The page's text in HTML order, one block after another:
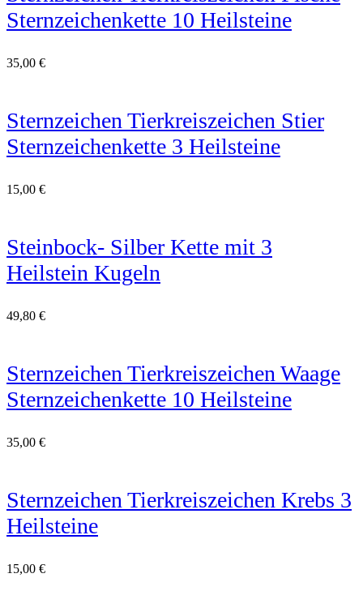
Sternzeichenkette 10 Heilsteine
35,00 €
Sternzeichen Tierkreiszeichen Stier
Sternzeichenkette 3 Heilsteine
15,00 €
Steinbock- Silber Kette mit 3
Heilstein Kugeln
49,80 €
Sternzeichen Tierkreiszeichen Waage
Sternzeichenkette 10 Heilsteine
35,00 €
Sternzeichen Tierkreiszeichen Krebs 3
Heilsteine
15,00 €